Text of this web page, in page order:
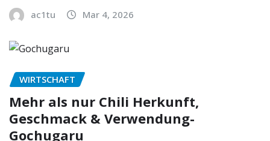
ac1tu Mar 4, 2026
WIRTSCHAFT
Mehr als nur Chili Herkunft,
Geschmack & Verwendung-
Gochugaru